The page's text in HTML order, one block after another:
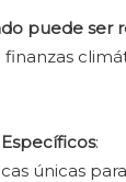
puede ser
:
únicas